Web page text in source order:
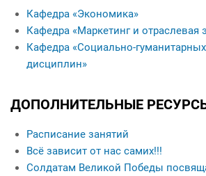
Деканат
Кафедра «Экономика»
Кафедра «Маркетинг и отраслевая экономика»
Именные стипендиаты
Контакты
Кураторы учебных групп
Специальности
Абитуриентам
Общежитие
Экскурсия по факультету
Перечень специализированных модулей по выбору
гуманитарным дисциплинам
Психология управления
Общежитие
Конференции
For foreign applicants
Interview with a teacher
Кафедра «Экономика»
Кафедра «Маркетинг и отраслевая
Кафедра «Социально-
дисциплин»
ДОПОЛНИТЕЛЬНЫЕ
Расписание занятий
Всё зависит от нас самих!!!
Солдатам Великой Победы